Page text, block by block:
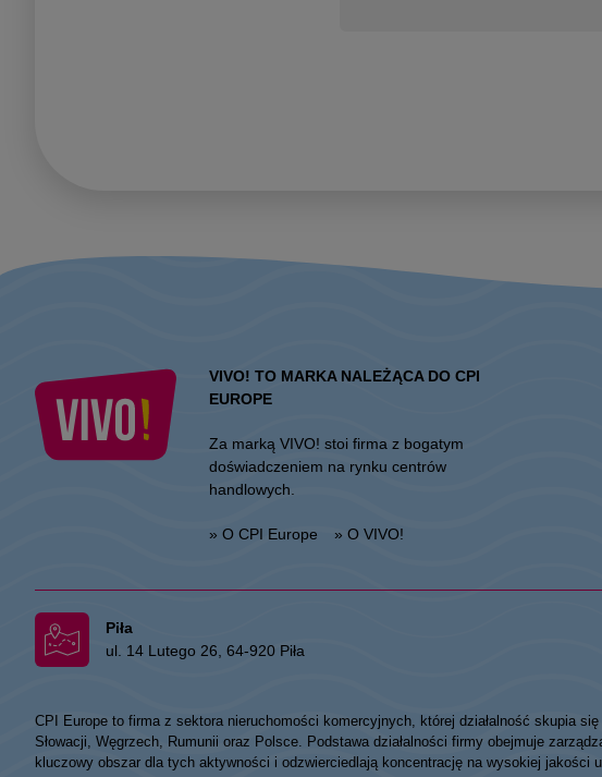
VIVO! TO MARKA NALEŻĄCA DO CPI
EUROPE
Za marką VIVO! stoi firma z bogatym
doświadczeniem na rynku centrów
handlowych.
» O CPI Europe » O VIVO!
Piła
ul. 14 Lutego 26, 64-920 Piła
CPI Europe to firma z sektora nieruchomości komercyjnych, której działalność skupia
Słowacji, Węgrzech, Rumunii oraz Polsce. Podstawa działalności firmy obejmuje
kluczowy obszar dla tych aktywności i odzwierciedlają koncentrację na wysokiej jakości